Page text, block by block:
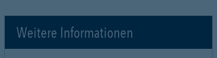
Weitere Informationen